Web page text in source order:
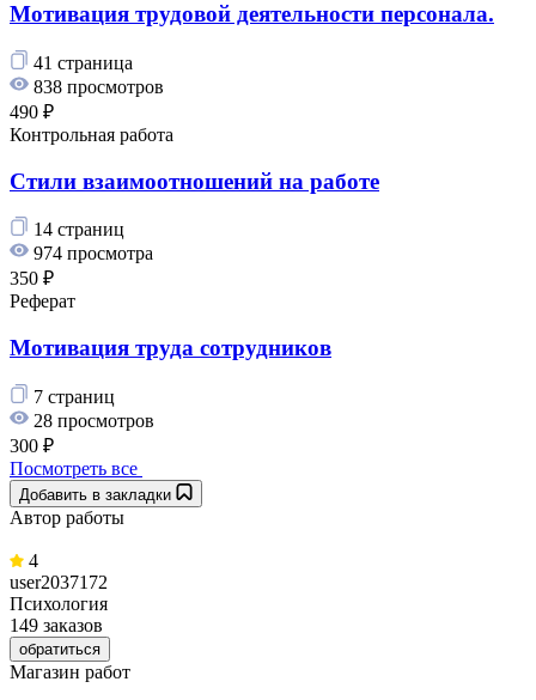
Мотивация трудовой деятельности персонала.
41 страница
838 просмотров
490 ₽
Контрольная работа
Стили взаимоотношений на работе
14 страниц
974 просмотра
350 ₽
Реферат
Мотивация труда сотрудников
7 страниц
28 просмотров
300 ₽
Посмотреть все
Добавить в закладки
Автор работы
4
user2037172
Психология
149 заказов
обратиться
Магазин работ